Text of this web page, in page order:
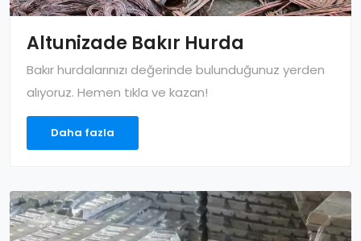
Altunizade Bakır Hurda
Bakır hurdalarınızı değerinde bulunduğunuz yerden
alıyoruz. Hemen tıkla ve kazan!
Daha fazla